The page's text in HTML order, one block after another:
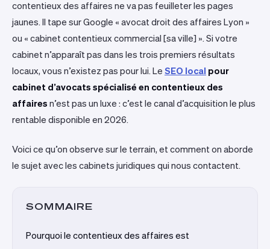
contentieux des affaires ne va pas feuilleter les pages
jaunes. Il tape sur Google « avocat droit des affaires Lyon »
ou « cabinet contentieux commercial [sa ville] ». Si votre
cabinet n’apparaît pas dans les trois premiers résultats
locaux, vous n’existez pas pour lui. Le SEO local pour
cabinet d’avocats spécialisé en contentieux des
affaires n’est pas un luxe : c’est le canal d’acquisition le plus
rentable disponible en 2026.
Voici ce qu’on observe sur le terrain, et comment on aborde
le sujet avec les cabinets juridiques qui nous contactent.
SOMMAIRE
Pourquoi le contentieux des affaires est